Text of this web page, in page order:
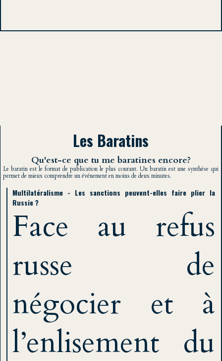
Les Baratins
Qu'est-ce que tu me baratines encore?
Le baratin est le format de publication le plus courant. Un baratin est une synthèse qui
permet de mieux comprendre un événement en moins de deux minutes.
Multilatéralisme - Les sanctions peuvent-elles faire plier la
Russie ?
Face au refus
russe de
négocier et à
l’enlisement du